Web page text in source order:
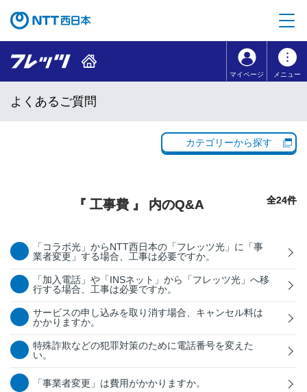
コンテンツのリンクナビゲーションへ移動
マイページ メニュー
よくあるご質問
カテゴリーから探す
『 工事費 』 内のQ&A 全24件
「コラボ光」からNTT西日本の「フレッツ光」に「事
業者変更」する場合、工事は必要ですか。
「加入電話」や「INSネット」から「フレッツ光」へ移
行する場合、工事は必要ですか。
サービスの申し込みを取り消す場合、キャンセル料は
かかりますか。
特殊詐欺などの犯罪対策のために電話番号を変えた
い。
「事業者変更」は費用がかかりますか。